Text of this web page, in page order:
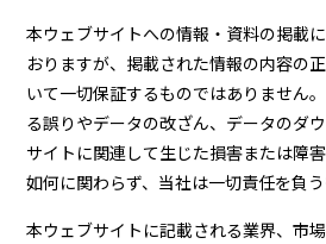
本ウェブサイトへの情報・資料の掲載
おりますが、掲載された情報の内容の
いて一切保証するものではありません
る誤りやデータの改ざん、データのダ
サイトに関連して生じた損害または障
如何に関わらず、当社は一切責任を負
本ウェブサイトに記載される業界、市